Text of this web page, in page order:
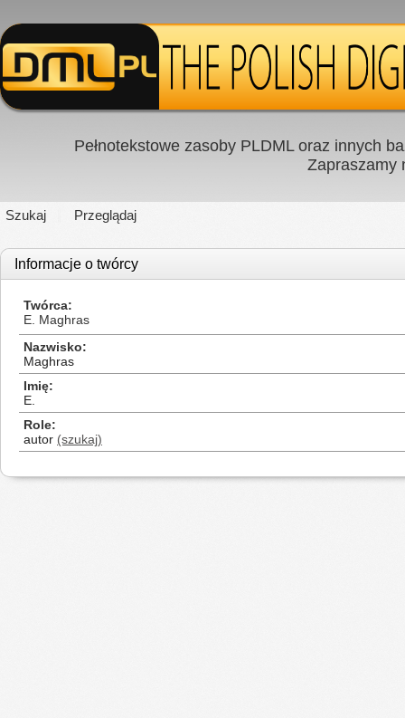
Pełnotekstowe zasoby PLDML oraz innych
Zapraszamy
Szukaj Przeglądaj
Informacje o twórcy
Twórca
E. Maghras
Nazwisko
Maghras
Imię
E.
Role
autor (szukaj)